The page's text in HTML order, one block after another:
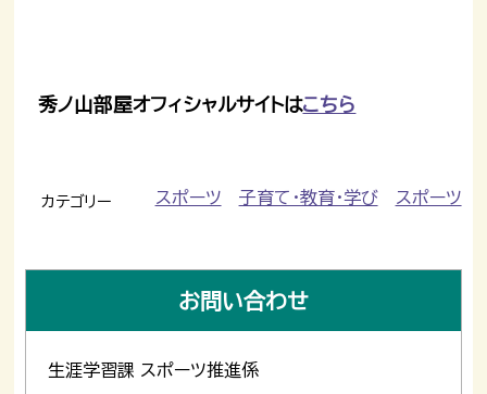
秀ノ山部屋オフィシャルサイトはこちら
カテゴリー スポーツ 子育て・教育・学び スポーツ
お問い合わせ
生涯学習課 スポーツ推進係